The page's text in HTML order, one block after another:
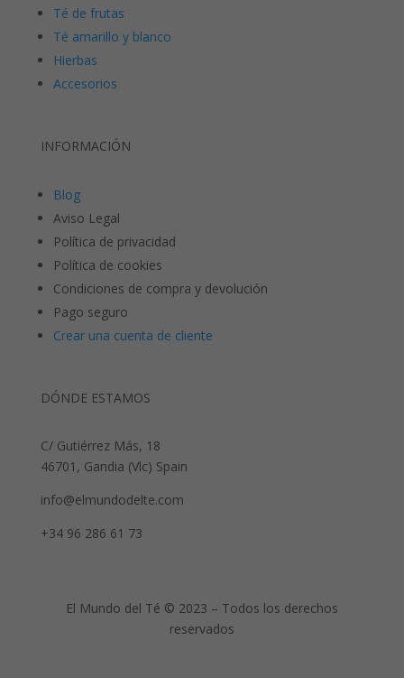
Té de frutas
Té amarillo y blanco
Hierbas
Accesorios
INFORMACIÓN
Blog
Aviso Legal
Política de privacidad
Política de cookies
Condiciones de compra y devolución
Pago seguro
Crear una cuenta de cliente
DÓNDE ESTAMOS
C/ Gutiérrez Más, 18
46701, Gandia (Vlc) Spain
info@elmundodelte.com
+34 96 286 61 73
El Mundo del Té © 2023 – Todos los derechos
reservados